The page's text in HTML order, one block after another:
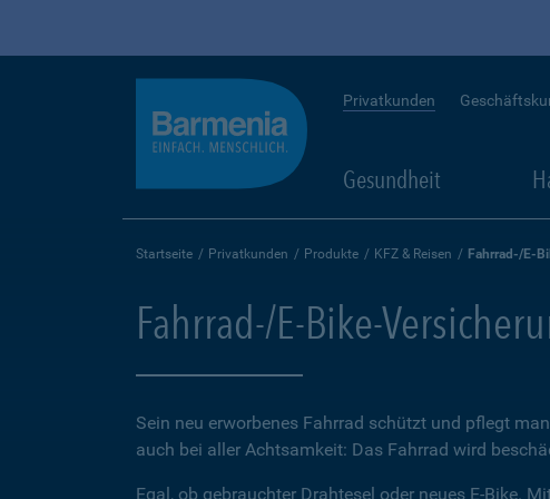
Privatkunden
Gesundheit
Startseite Privatkunden Produkte KFZ & Reisen Fahrrad-/E-
Fahrrad-/E-Bike-
Sein neu erworbenes Fahrrad schützt und pflegt
auch bei aller Achtsamkeit: Das Fahrrad wird
Egal, ob gebrauchter Drahtesel oder neues E-Bike.